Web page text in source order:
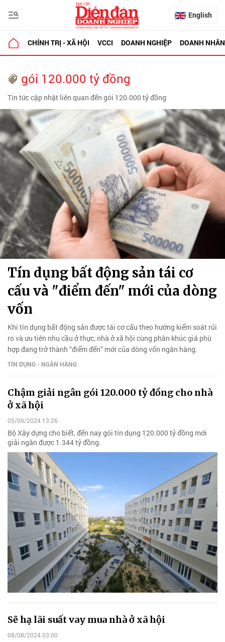
English
CHÍNH TRỊ - XÃ HỘI VCCI DOANH NGHIỆP DOANH NHÂN
gói 120.000 tỷ đồng
Tin tức cập nhật liên quan đến gói 120.000 tỷ đồng
Tín dụng bất động sản tái cơ
cấu và "điểm đến" mới của dòng
vốn
Khi tín dụng bất động sản được tái cơ cấu theo hướng kiểm soát rủi
ro và ưu tiên nhu cầu ở thực, nhà ở xã hội cùng phân khúc giá phù
hợp đang trở thành “điểm đến” mới của dòng vốn ngân hàng.
TÍN DỤNG - NGÂN HÀNG
Chậm giải ngân gói 120.000 tỷ đồng cho nhà
ở xã hội
05/09/2024 13:26
Bộ Xây dựng cho biết, đến nay gói tín dụng 120.000 tỷ đồng mới
giải ngân được 1.344 tỷ đồng.
Sẽ hạ lãi suất vay mua nhà ở xã hội
08/08/2024 03:00